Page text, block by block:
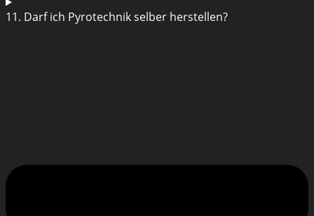
11. Darf ich Pyrotechnik selber herstellen?